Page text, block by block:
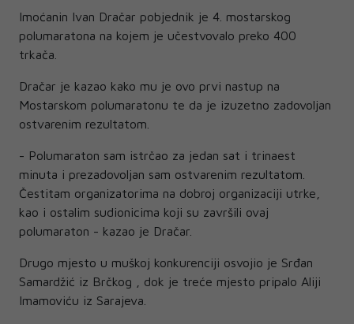
Imoćanin Ivan Dračar pobjednik je 4. mostarskog
polumaratona na kojem je učestvovalo preko 400
trkača.
Dračar je kazao kako mu je ovo prvi nastup na
Mostarskom polumaratonu te da je izuzetno zadovoljan
ostvarenim rezultatom.
- Polumaraton sam istrčao za jedan sat i trinaest
minuta i prezadovoljan sam ostvarenim rezultatom.
Čestitam organizatorima na dobroj organizaciji utrke,
kao i ostalim sudionicima koji su završili ovaj
polumaraton - kazao je Dračar.
Drugo mjesto u muškoj konkurenciji osvojio je Srđan
Samardžić iz Brčkog , dok je treće mjesto pripalo Aliji
Imamoviću iz Sarajeva.